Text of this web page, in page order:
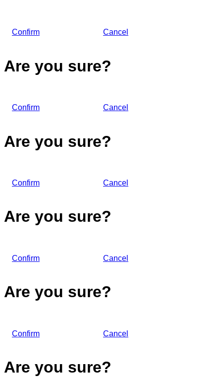
Confirm Cancel
Are you sure?
Confirm Cancel
Are you sure?
Confirm Cancel
Are you sure?
Confirm Cancel
Are you sure?
Confirm Cancel
Are you sure?